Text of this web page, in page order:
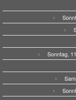
Sonntag,